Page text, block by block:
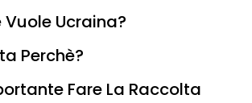
Vuole Ucraina?
Perchè?
Fare La Raccolta